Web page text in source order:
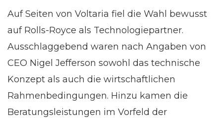
Auf Seiten von Voltaria fiel die Wahl bewusst
auf Rolls-Royce als Technologiepartner.
Ausschlaggebend waren nach Angaben von
CEO Nigel Jefferson sowohl das technische
Konzept als auch die wirtschaftlichen
Rahmenbedingungen. Hinzu kamen die
Beratungsleistungen im Vorfeld der